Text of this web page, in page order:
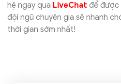
hệ ngay qua LiveChat để được
đội ngũ chuyên gia sẽ nhanh
thời gian sớm nhất!